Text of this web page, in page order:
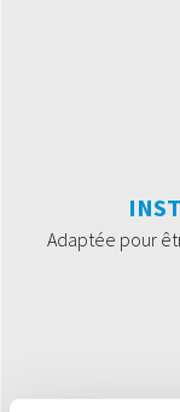
Adaptée pour